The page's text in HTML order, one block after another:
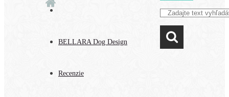
BELLARA Dog Design
Recenzie